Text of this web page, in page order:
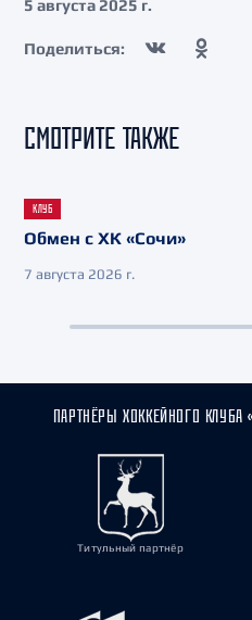
5 августа 2025 г.
Поделиться:
СМОТРИТЕ ТАКЖЕ
КЛУБ
Обмен с ХК «Сочи»
7 августа 2026 г.
ПАРТНЁРЫ ХОККЕЙНОГО КЛУБА
Титульный партнёр